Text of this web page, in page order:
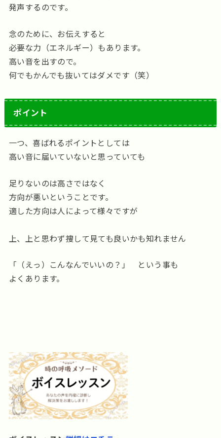
発声するのです。
念のために、お伝えすると
必要な力（エネルギー）もあります。
高い音を出すので。
何でもかんでも抜いてはダメです（笑）
ポイント
一つ、喜ばれるポイントとしては
高い音に届いていないと思っていても
足りないのは高さではなく
方向が悪いということです。
適した方向は人によって様々ですが
上、上と思わず捜して見ても良いかも知れません
「（えっ）こんなんでいいの？」 という事も
よくあります。